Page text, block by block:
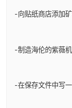
-向贴纸商店添加
-制造海伦的紫薇
-在保存文件中写